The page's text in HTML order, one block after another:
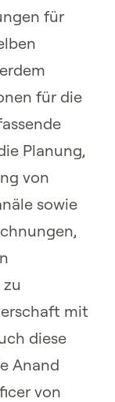
für
für die
Planung,
von
sowie
mit
diese
Anand
von